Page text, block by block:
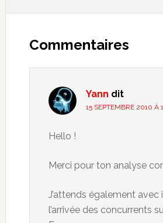
Commentaires
Yann dit
15 SEPTEMBRE 2010 À
Hello !
Merci pour ton analyse
J’attends également
l’arrivée des concurrents